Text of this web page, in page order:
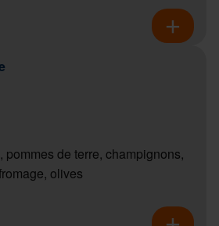
pommes de terre, champignons,
olives